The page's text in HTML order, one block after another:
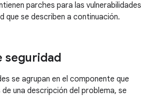
parches para las vulnerabilidades
que se describen a continuación.
seguridad
se agrupan en el componente que
una descripción del problema, se